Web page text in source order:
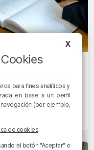
más de
60% de
IRRATIA
X
para fines analíticos y
en base a un perfil
(por ejemplo,
de cookies.
el botón "Aceptar" o